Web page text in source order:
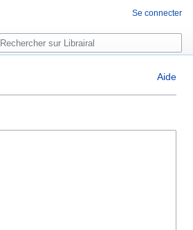
Aide
Se connecter
Rechercher